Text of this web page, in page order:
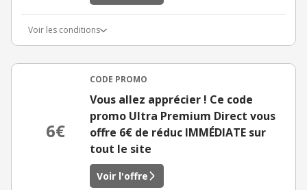
Voir les conditions
6€
CODE PROMO
Vous allez apprécier ! Ce code
promo Ultra Premium Direct vous
offre 6€ de réduc IMMÉDIATE sur
tout le site
Voir l'offre